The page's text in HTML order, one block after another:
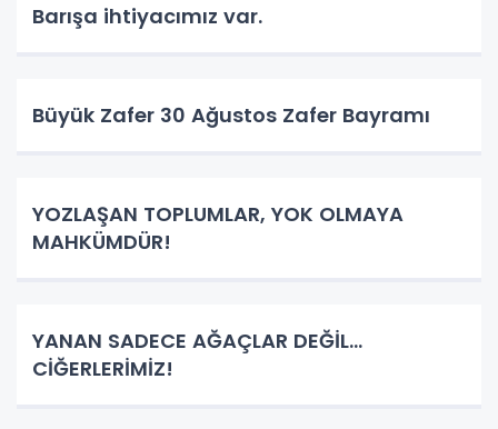
Barışa ihtiyacımız var.
Büyük Zafer 30 Ağustos Zafer Bayramı
YOZLAŞAN TOPLUMLAR, YOK OLMAYA
MAHKÜMDÜR!
YANAN SADECE AĞAÇLAR DEĞİL…
CİĞERLERİMİZ!